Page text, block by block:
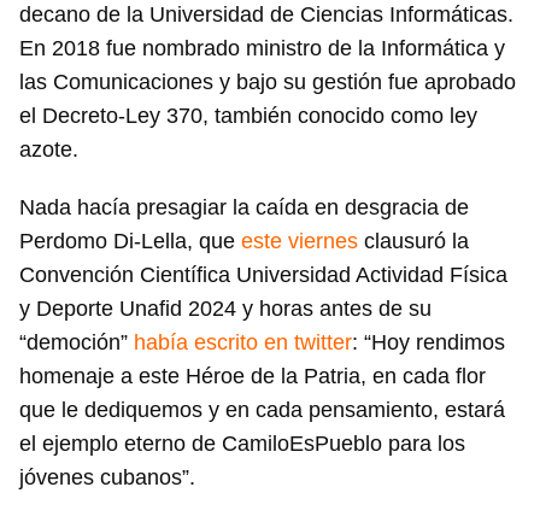
Guardar como favorito
iniciar sesión con tu cuenta de 14ymedio.
INICIAR SESIÓN CANCELAR
decano de la Universidad de Ciencias Informáticas.
En 2018 fue nombrado ministro de la Informática y
las Comunicaciones y bajo su gestión fue aprobado
el Decreto-Ley 370, también conocido como ley
azote.
Nada hacía presagiar la caída en desgracia de
Perdomo Di-Lella, que este viernes clausuró la
Convención Científica Universidad Actividad Física
y Deporte Unafid 2024 y horas antes de su
“democión” había escrito en twitter: “Hoy rendimos
homenaje a este Héroe de la Patria, en cada flor
que le dediquemos y en cada pensamiento, estará
el ejemplo eterno de CamiloEsPueblo para los
jóvenes cubanos”.